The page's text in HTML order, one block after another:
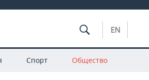
EN
Спорт Общество